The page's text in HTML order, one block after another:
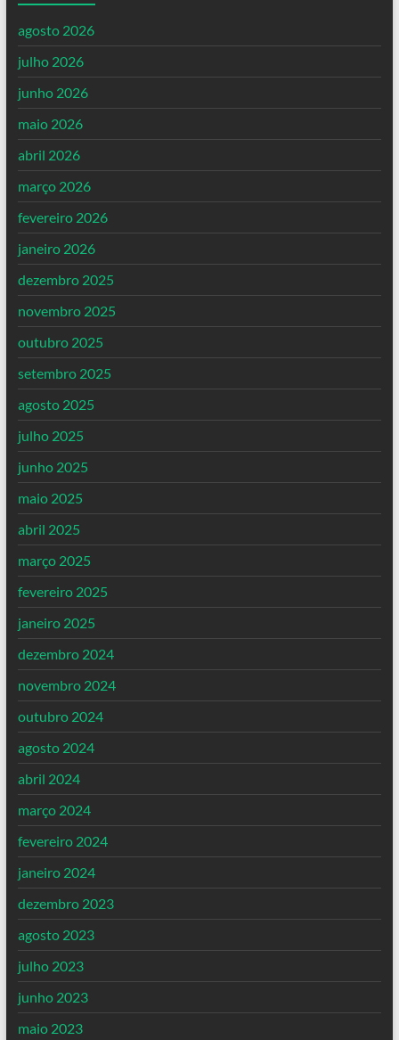
agosto 2026
julho 2026
junho 2026
maio 2026
abril 2026
março 2026
fevereiro 2026
janeiro 2026
dezembro 2025
novembro 2025
outubro 2025
setembro 2025
agosto 2025
julho 2025
junho 2025
maio 2025
abril 2025
março 2025
fevereiro 2025
janeiro 2025
dezembro 2024
novembro 2024
outubro 2024
agosto 2024
abril 2024
março 2024
fevereiro 2024
janeiro 2024
dezembro 2023
agosto 2023
julho 2023
junho 2023
maio 2023